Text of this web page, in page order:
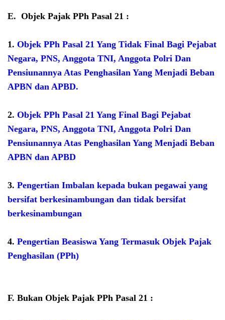
E. Objek Pajak PPh Pasal 21 :
1. Objek PPh Pasal 21 Yang Tidak Final Bagi Pejabat
Negara, PNS, Anggota TNI, Anggota Polri Dan
Pensiunannya Atas Penghasilan Yang Menjadi Beban
APBN dan APBD.
2. Objek PPh Pasal 21 Yang Final Bagi Pejabat
Negara, PNS, Anggota TNI, Anggota Polri Dan
Pensiunannya Atas Penghasilan Yang Menjadi Beban
APBN dan APBD
3. Pengertian Imbalan kepada bukan pegawai yang
bersifat berkesinambungan dan tidak bersifat
berkesinambungan
4. Pengertian Beasiswa Yang Termasuk Objek Pajak
Penghasilan (PPh)
F. Bukan Objek Pajak PPh Pasal 21 :